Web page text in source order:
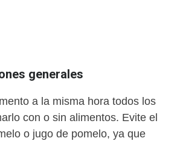
generales
a la misma hora todos los
con o sin alimentos. Evite el
o jugo de pomelo, ya que